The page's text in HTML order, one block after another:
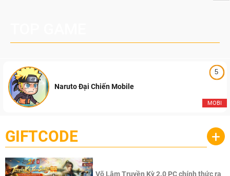
5
MOBI
Naruto Đại Chiến Mobile
GIFTCODE +
Võ Lâm Truyền Kỳ 2.0 PC chính thức ra